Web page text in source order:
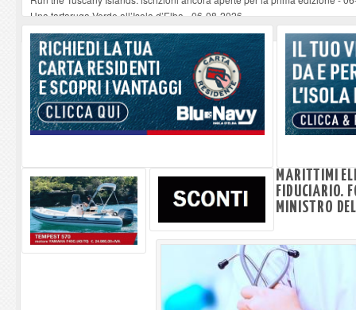
Una tartaruga Verde all’Isola d’Elba-06-08-2026
Furgone in fiamme a Capoliveri, illeso il conducente-06-08-2026
Campo: chiusura della biblioteca comunale in occasione del Santo Patrono
A Carpani si apre la Festa di Liberazione: il programma della prima serata-
MARITTIMI
FIDUCIARIO.
MINISTRO